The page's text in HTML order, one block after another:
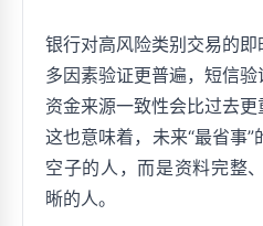
银行对高风险类别交易的
多因素验证更普遍，短信
资金来源一致性会比过去更
这也意味着，未来“最省事
空子的人，而是资料完整
晰的人。